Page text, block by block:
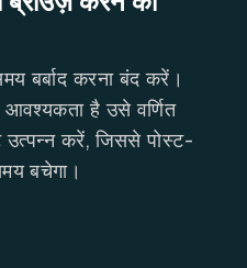
बर्बाद करना बंद करें।
है उसे वर्णित
करें, जिससे पोस्ट-
बचेगा।